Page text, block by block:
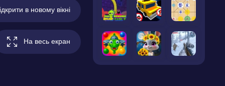
в новому вікні
На весь екран